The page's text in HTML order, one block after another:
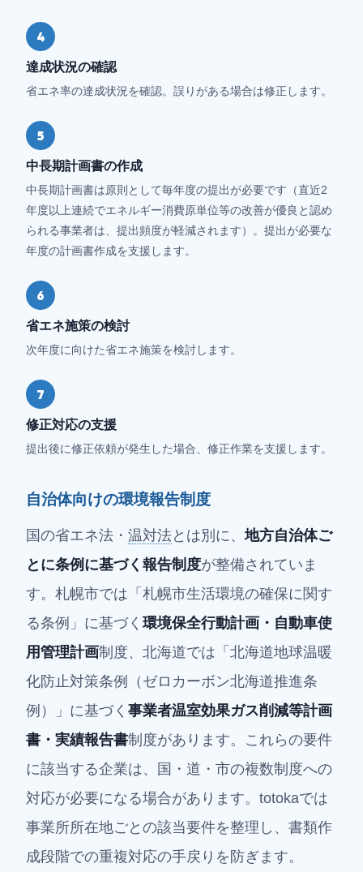
4
達成状況の確認
省エネ率の達成状況を確認。誤りがある場合は修正します。
5
中長期計画書の作成
中長期計画書は原則として毎年度の提出が必要です（直近2
年度以上連続でエネルギー消費原単位等の改善が優良と認め
られる事業者は、提出頻度が軽減されます）。提出が必要な
年度の計画書作成を支援します。
6
省エネ施策の検討
次年度に向けた省エネ施策を検討します。
7
修正対応の支援
提出後に修正依頼が発生した場合、修正作業を支援します。
自治体向けの環境報告制度
国の省エネ法・ 温対法とは別に、地方自治体ご
とに条例に基づく報告制度が整備されていま
す。札幌市では「札幌市生活環境の確保に関す
る条例」に基づく 環境保全行動計画・自動車使
用管理計画制度、北海道では「北海道地球温暖
化防止対策条例（ゼロカーボン北海道推進条
例）」に基づく 事業者温室効果ガス削減等計画
書・実績報告書制度があります。これらの要件
に該当する企業は、国・道・市の複数制度への
対応が必要になる場合があります。totokaでは
事業所所在地ごとの該当要件を整理し、書類作
成段階での重複対応の手戻りを防ぎます。